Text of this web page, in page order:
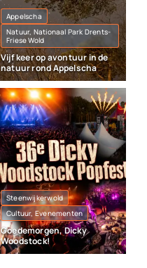
Appelscha
Natuur, Nationaal Park Drents-
Friese Wold
Vijf keer op avontuur in de
natuur rond Appelscha
Steenwijkerwold
Cultuur, Evenementen
Goedemorgen, Dicky
Woodstock!